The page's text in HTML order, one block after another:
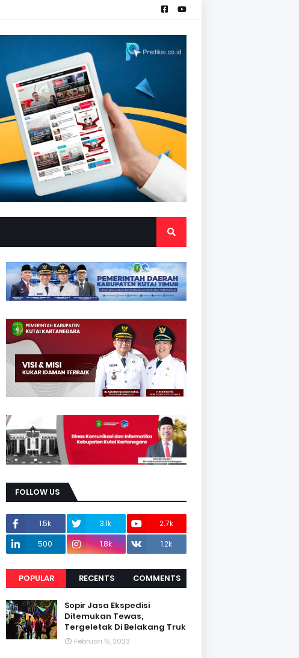
FOLLOW US
1.5k 3.1k
2.7k
500
1.8k 1.2k
POPULAR RECENTS COMMENTS
Sopir Jasa Ekspedisi
Ditemukan Tewas,
Tergeletak Di Belakang Truk
Februari 15, 2023